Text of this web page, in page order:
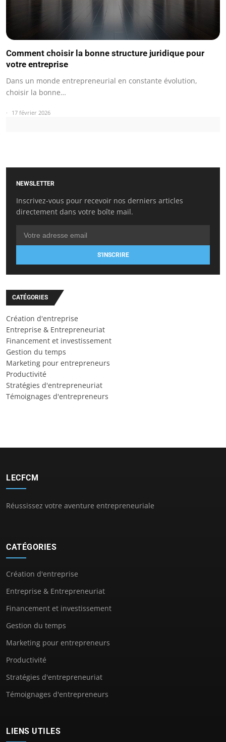
Comment choisir la bonne structure juridique pour
votre entreprise
Dans un monde entrepreneurial en constante évolution,
choisir la bonne…
17 février 2026
NEWSLETTER
Inscrivez-vous pour recevoir nos derniers articles
directement dans votre boîte mail.
S'INSCRIRE
CATÉGORIES
Création d'entreprise
Entreprise & Entrepreneuriat
Financement et investissement
Gestion du temps
Marketing pour entrepreneurs
Productivité
Stratégies d'entrepreneuriat
Témoignages d'entrepreneurs
LECFCM
Réussissez votre aventure entrepreneuriale
CATÉGORIES
Création d'entreprise
Entreprise & Entrepreneuriat
Financement et investissement
Gestion du temps
Marketing pour entrepreneurs
Productivité
Stratégies d'entrepreneuriat
Témoignages d'entrepreneurs
LIENS UTILES